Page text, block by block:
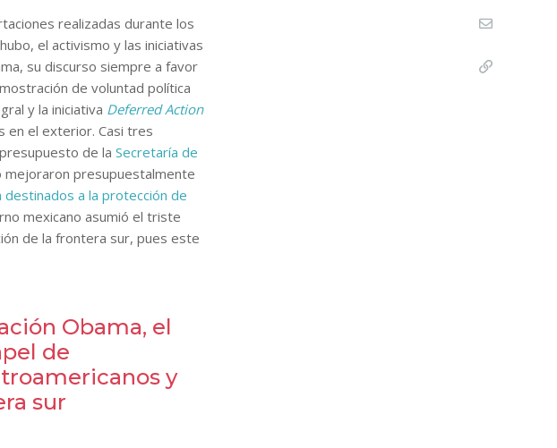
realizadas durante los
el activismo y las iniciativas
su discurso siempre a favor
de voluntad política
y la iniciativa Deferred Action
en el exterior. Casi tres
de la Secretaría de
mejoraron presupuestalmente
a la protección de
mexicano asumió el triste
de la frontera sur, pues este
Obama, el
de
y
sur